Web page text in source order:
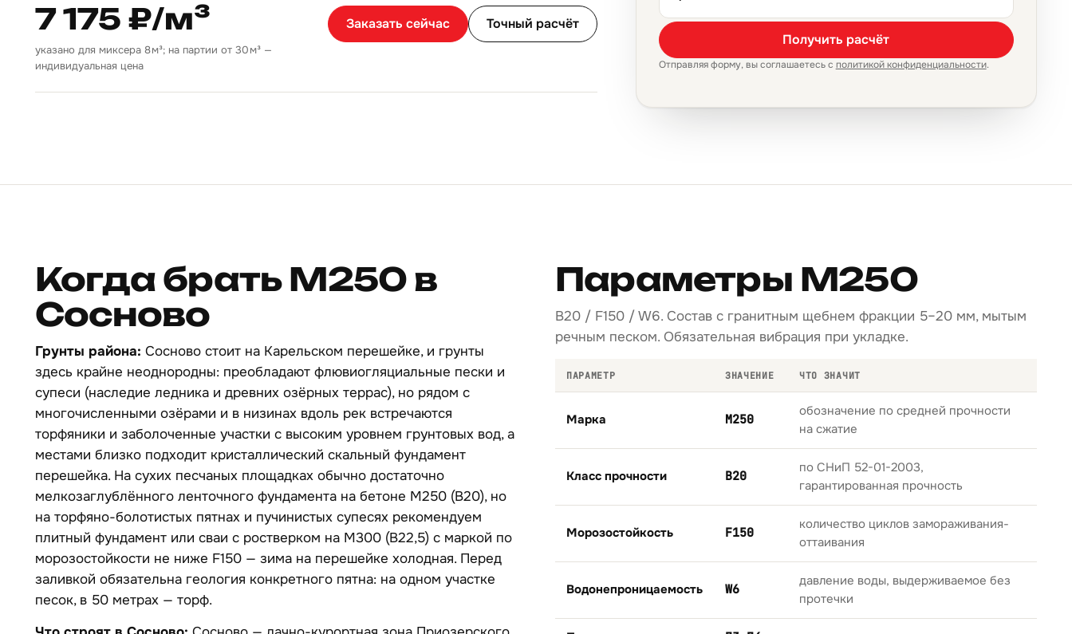
7 175 ₽/м³
указано для миксера 8 м³; на партии от 30 м³ —
индивидуальная цена
Заказать сейчас Точный расчёт
Получить расчёт
Отправляя форму, вы соглашаетесь с политикой конфиденциальности.
Когда брать М250 в
Сосново
Грунты района: Сосново стоит на Карельском перешейке, и грунты
здесь крайне неоднородны: преобладают флювиогляциальные пески и
супеси (наследие ледника и древних озёрных террас), но рядом с
многочисленными озёрами и в низинах вдоль рек встречаются
торфяники и заболоченные участки с высоким уровнем грунтовых вод, а
местами близко подходит кристаллический скальный фундамент
перешейка. На сухих песчаных площадках обычно достаточно
мелкозаглублённого ленточного фундамента на бетоне М250 (B20), но
на торфяно-болотистых пятнах и пучинистых супесях рекомендуем
плитный фундамент или сваи с ростверком на М300 (B22,5) с маркой по
морозостойкости не ниже F150 — зима на перешейке холодная. Перед
заливкой обязательна геология конкретного пятна: на одном участке
песок, в 50 метрах — торф.
Параметры М250
B20 / F150 / W6. Состав с гранитным щебнем фракции 5–20 мм, мытым
речным песком. Обязательная вибрация при укладке.
ПАРАМЕТР ЗНАЧЕНИЕ ЧТО ЗНАЧИТ
Марка М250
обозначение по средней прочности
на сжатие
Класс прочности B20
по СНиП 52-01-2003,
гарантированная прочность
Морозостойкость F150
количество циклов замораживания-
оттаивания
Водонепроницаемость W6
давление воды, выдерживаемое без
протечки